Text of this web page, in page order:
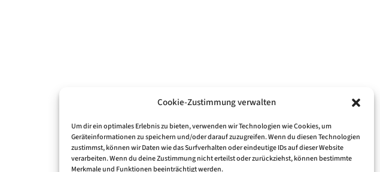
Cookie-Zustimmung verwalten
Um dir ein optimales Erlebnis zu bieten, verwenden wir Technologien wie Cookies, um
Geräteinformationen zu speichern und/oder darauf zuzugreifen. Wenn du diesen Technologien
zustimmst, können wir Daten wie das Surfverhalten oder eindeutige IDs auf dieser Website
verarbeiten. Wenn du deine Zustimmung nicht erteilst oder zurückziehst, können bestimmte
Merkmale und Funktionen beeinträchtigt werden.